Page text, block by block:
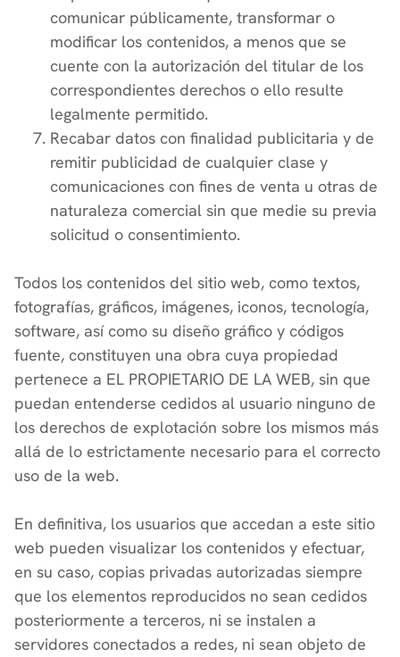
comunicar públicamente, transformar o
modificar los contenidos, a menos que se
cuente con la autorización del titular de los
correspondientes derechos o ello resulte
legalmente permitido.
Recabar datos con finalidad publicitaria y de
remitir publicidad de cualquier clase y
comunicaciones con fines de venta u otras de
naturaleza comercial sin que medie su previa
solicitud o consentimiento.
Todos los contenidos del sitio web, como textos,
fotografías, gráficos, imágenes, iconos, tecnología,
software, así como su diseño gráfico y códigos
fuente, constituyen una obra cuya propiedad
pertenece a EL PROPIETARIO DE LA WEB, sin que
puedan entenderse cedidos al usuario ninguno de
los derechos de explotación sobre los mismos más
allá de lo estrictamente necesario para el correcto
uso de la web.
En definitiva, los usuarios que accedan a este sitio
web pueden visualizar los contenidos y efectuar,
en su caso, copias privadas autorizadas siempre
que los elementos reproducidos no sean cedidos
posteriormente a terceros, ni se instalen a
servidores conectados a redes, ni sean objeto de